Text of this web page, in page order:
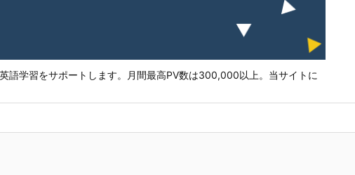
語学習をサポートします。月間最高PV数は300,000以上。当サイトに